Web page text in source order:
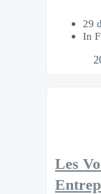
29
In
Les